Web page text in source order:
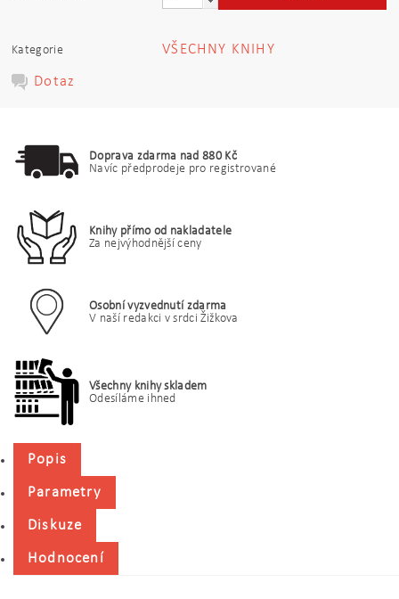
Kategorie VŠECHNY KNIHY
Dotaz
Doprava zdarma nad 880 Kč
Navíc předprodeje pro registrované
Knihy přímo od nakladatele
Za nejvýhodnější ceny
Osobní vyzvednutí zdarma
V naší redakci v srdci Žižkova
Všechny knihy skladem
Odesíláme ihned
Popis
Parametry
Diskuze
Hodnocení